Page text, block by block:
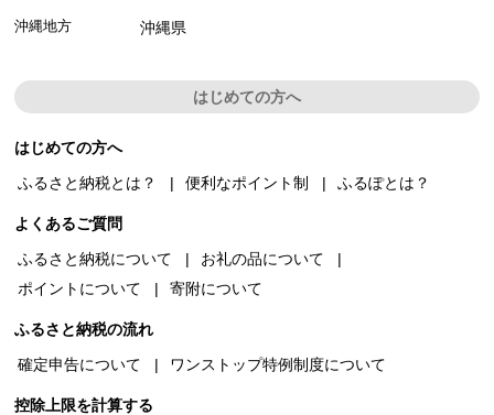
沖縄地方 沖縄県
はじめての方へ
はじめての方へ
ふるさと納税とは？
便利なポイント制 ふるぽとは？
よくあるご質問
ふるさと納税について
お礼の品について
ポイントについて
寄附について
ふるさと納税の流れ
確定申告について
ワンストップ特例制度について
控除上限を計算する